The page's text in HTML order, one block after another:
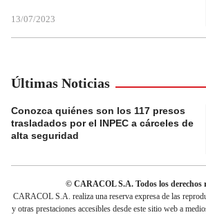
13/07/2023
Últimas Noticias
Conozca quiénes son los 117 presos
trasladados por el INPEC a cárceles de
alta seguridad
© CARACOL S.A. Todos los derechos
CARACOL S.A. realiza una reserva expresa de las
y otras prestaciones accesibles desde este sitio web a